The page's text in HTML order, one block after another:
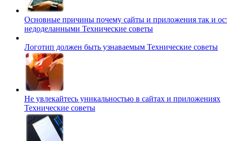
Основные причины почему сайты и приложения так и
недоделанными Технические советы
Логотип должен быть узнаваемым Технические советы
Не увлекайтесь уникальностью в сайтах и приложениях
Технические советы